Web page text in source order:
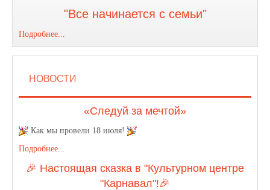
"Все начинается с семьи"
Подробнее...
НОВОСТИ
«Следуй за мечтой»
Как мы провели 18 июля!
Подробнее...
🎉 Настоящая сказка в "Культурном центре
"Карнавал"!🎉